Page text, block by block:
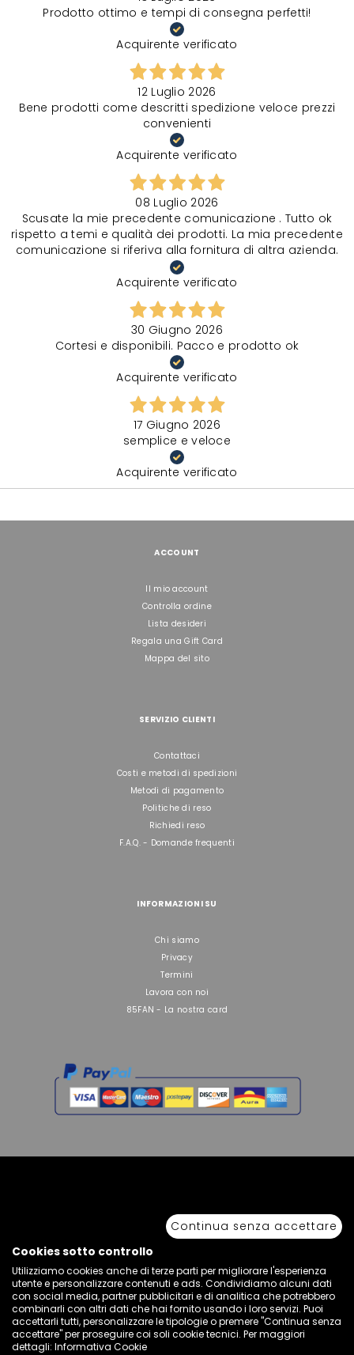
Prodotto ottimo e tempi di consegna perfetti!
Acquirente verificato
12 Luglio 2026
Bene prodotti come descritti spedizione veloce prezzi
convenienti
Acquirente verificato
08 Luglio 2026
Scusate la mie precedente comunicazione . Tutto ok
rispetto a temi e qualità dei prodotti. La mia precedente
comunicazione si riferiva alla fornitura di altra azienda.
Acquirente verificato
30 Giugno 2026
Cortesi e disponibili. Pacco e prodotto ok
Acquirente verificato
17 Giugno 2026
semplice e veloce
Acquirente verificato
ACCOUNT
Il mio account
Controlla ordine
Lista desideri
Regala una Gift Card
Mappa del sito
SERVIZIO CLIENTI
Contattaci
Costi e metodi di spedizioni
Metodi di pagamento
Politiche di reso
Richiedi reso
F.A.Q. - Domande frequenti
INFORMAZIONI SU
Chi siamo
Privacy
Termini
Lavora con noi
85FAN - La nostra card
anche parziale.
Via Piave Km 68,600 • 04100 Latina, Italia | P.IVA 01222400598 • N° REA LT -
77855
Continua senza accettare
Cookies sotto controllo
Utilizziamo cookies anche di terze parti per migliorare l'esperienza
utente e personalizzare contenuti e ads. Condividiamo alcuni dati
con social media, partner pubblicitari e di analitica che potrebbero
combinarli con altri dati che hai fornito usando i loro servizi. Puoi
accettarli tutti, personalizzare le tipologie o premere "Continua senza
accettare" per proseguire coi soli cookie tecnici. Per maggiori
dettagli: Informativa Cookie